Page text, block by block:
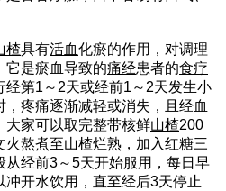
楂具有活血化瘀的作用，对调理
它是瘀血导致的痛经患者的食疗
经第1～2天或经前1～2天发生小
疼痛逐渐减轻或消失，且经血
大家可以取完整带核鲜山楂200
火熬煮至山楂烂熟，加入红糖三
经前3～5天开始服用，每日早
冲开水饮用，直至经后3天停止